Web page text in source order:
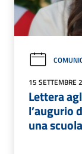
15 SETTEMBRE
Lettera
l’augurio
una